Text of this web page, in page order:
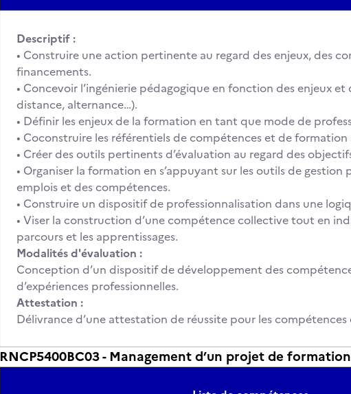
Descriptif :
• Construire une action pertinente au regard des enjeux, des
financements.
• Concevoir l’ingénierie pédagogique en fonction des enjeux
distance, alternance…).
• Définir les enjeux de la formation en tant que mode de
• Coconstruire les référentiels de compétences et de formation
• Créer des outils pertinents d’évaluation au regard des
• Organiser la formation en s’appuyant sur les outils de gestion
emplois et des compétences.
• Construire un dispositif de professionnalisation dans une
• Viser la construction d’une compétence collective tout en
parcours et les apprentissages.
Modalités d'évaluation :
Conception d’un dispositif de développement des
d’expériences professionnelles.
Attestation :
Délivrance d’une attestation de réussite pour les compétences
RNCP5400BC03 - Management d’un projet de formation